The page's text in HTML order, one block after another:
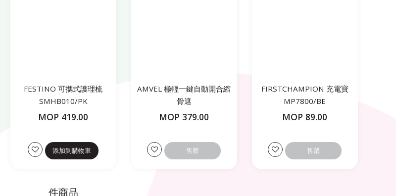
FESTINO 可攜式護理梳
SMHB010/PK
MOP 419.00
添加到購物車
AMVEL 極輕一鍵自動開合縮
骨遮
DCAVLAU04/COBALTBLUE
MOP 379.00
售罄
FIRSTCHAMPION 充電寶
MP7800/BE
MOP 89.00
售罄
件商品